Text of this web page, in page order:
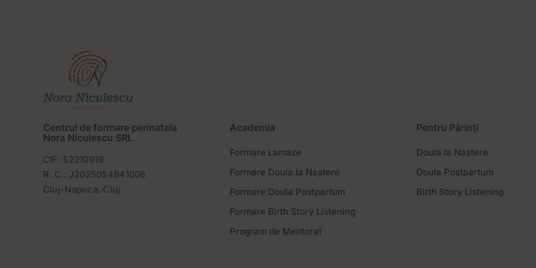
Centrul de formare perinatala
Nora Niculescu SRL
CIF: 52210919
R. C.: J2025054941006
Cluj-Napoca, Cluj
Academia
Formare Lamaze
Formare Doula la Naștere
Formare Doula Postpartum
Formare Birth Story Listening
Program de Mentorat
Pentru Părinți
Doula la Naștere
Doula Postpartum
Birth Story Listening